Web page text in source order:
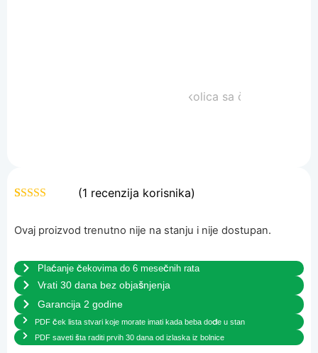
osnovu
(1 recenzija korisnika)
Ovaj proizvod trenutno nije na stanju i nije dostupan.
Plaćanje čekovima do 6 mesečnih rata
Vrati 30 dana bez objašnjenja
Garancija 2 godine
PDF ček lista stvari koje morate imati kada beba dođe u stan
PDF saveti šta raditi prvih 30 dana od izlaska iz bolnice